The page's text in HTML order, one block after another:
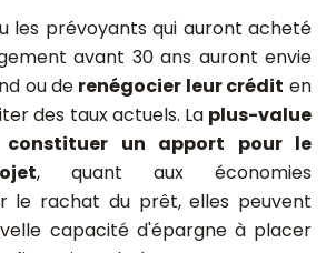
les prévoyants qui auront acheté
avant 30 ans auront envie
ou de renégocier leur crédit en
des taux actuels. La plus-value
constituer un apport pour le
, quant aux économies
le rachat du prêt, elles peuvent
capacité d'épargne à placer